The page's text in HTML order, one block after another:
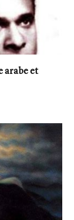
arabe et